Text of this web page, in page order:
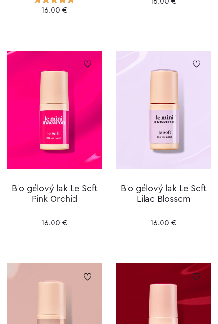
Hodnotenie
16.00 €
Bio gélový lak Le Soft
Pink Orchid
16.00 €
Bio gélový lak Le Soft
Lilac Blossom
16.00 €